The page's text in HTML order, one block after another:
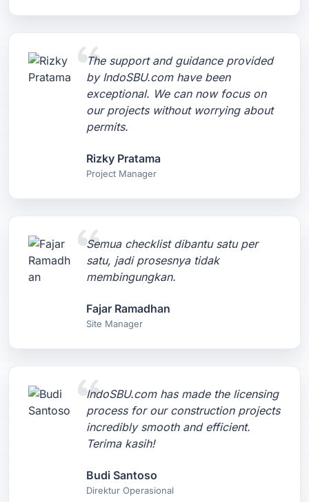
The support and guidance provided
by IndoSBU.com have been
exceptional. We can now focus on
our projects without worrying about
permits.
Rizky Pratama
Project Manager
Semua checklist dibantu satu per
satu, jadi prosesnya tidak
membingungkan.
Fajar Ramadhan
Site Manager
IndoSBU.com has made the licensing
process for our construction projects
incredibly smooth and efficient.
Terima kasih!
Budi Santoso
Direktur Operasional